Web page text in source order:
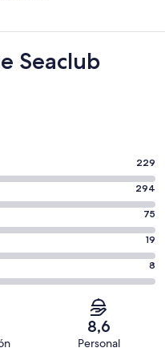
Seaclub
229
294
75
19
8
8,6
Personal